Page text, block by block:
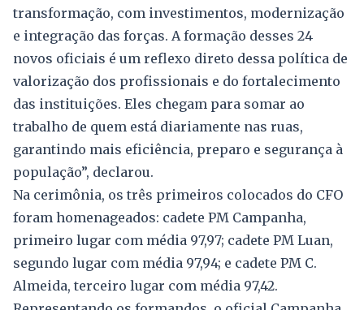
transformação, com investimentos, modernização
e integração das forças. A formação desses 24
novos oficiais é um reflexo direto dessa política de
valorização dos profissionais e do fortalecimento
das instituições. Eles chegam para somar ao
trabalho de quem está diariamente nas ruas,
garantindo mais eficiência, preparo e segurança à
população”, declarou.
Na cerimônia, os três primeiros colocados do CFO
foram homenageados: cadete PM Campanha,
primeiro lugar com média 97,97; cadete PM Luan,
segundo lugar com média 97,94; e cadete PM C.
Almeida, terceiro lugar com média 97,42.